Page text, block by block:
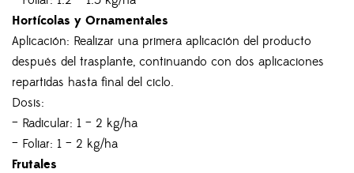
Hortícolas y Ornamentales
Aplicación: Realizar una primera aplicación del producto
después del trasplante, continuando con dos aplicaciones
repartidas hasta final del ciclo.
Dosis:
– Radicular: 1 – 2 kg/ha
– Foliar: 1 – 2 kg/ha
Frutales